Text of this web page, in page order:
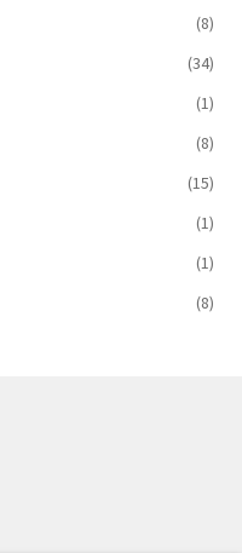
(8)
(34)
(1)
(8)
(15)
(1)
(1)
(8)